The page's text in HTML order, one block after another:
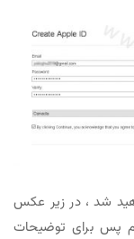
شد ، در زیر عکس
پس برای توضیحات